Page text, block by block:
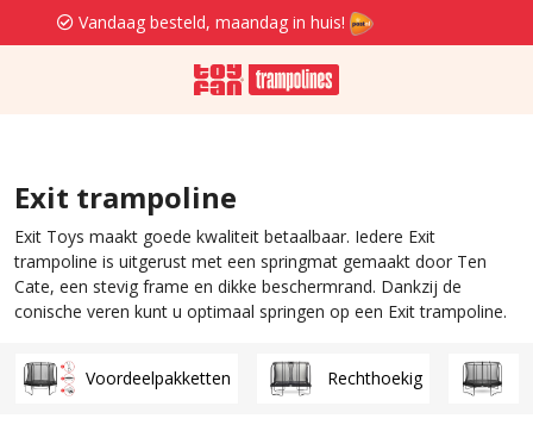
Gratis verzenden en retourneren va. 39,95
Exit trampoline
Exit Toys maakt goede kwaliteit betaalbaar. Iedere Exit
trampoline is uitgerust met een springmat gemaakt door Ten
Cate, een stevig frame en dikke beschermrand. Dankzij de
conische veren kunt u optimaal springen op een Exit trampoline.
Voordeelpakketten Rechthoekig